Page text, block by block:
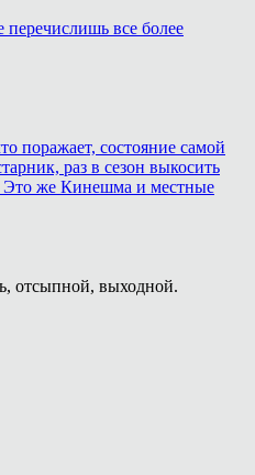
все более
поражает, состояние самой
раз в сезон выкосить
Это же Кинешма и местные
отсыпной, выходной.